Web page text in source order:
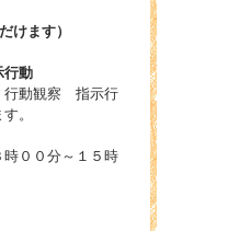
けます）
行動
行動観察 指示行
。
時００分～１５時